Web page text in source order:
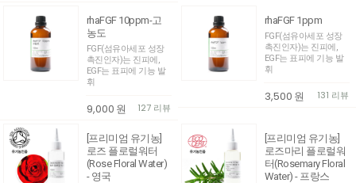
rhaFGF 10ppm-고
농도
FGF(섬유아세포 성장
촉진인자)는 진피에,
EGF는 표피에 기능 발
휘
9,000 원 127 리뷰
rhaFGF 1ppm
FGF(섬유아세포 성장
촉진인자)는 진피에,
EGF는 표피에 기능 발
휘
3,500 원 131 리뷰
[프리미엄 유기농]
로즈 플로럴워터
(Rose Floral Water)
- 영국
[프리미엄 유기농]
로즈마리 플로럴워
터(Rosemary Floral
Water) - 프랑스